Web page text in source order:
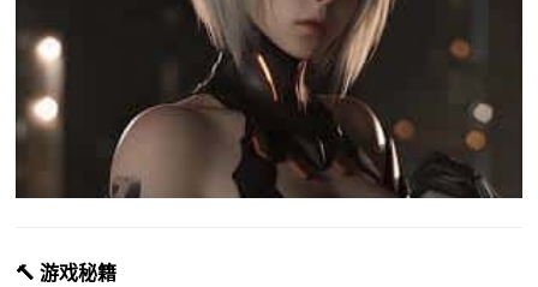
🔨 游戏秘籍